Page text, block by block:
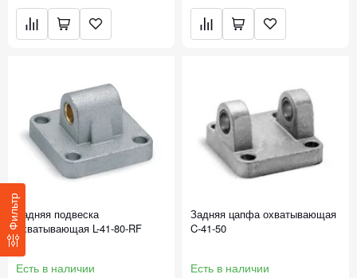
ФильтрЗадняя подвеска
охватывающая L-41-80-RF
Есть в наличии
Задняя цапфа охватывающая
C-41-50
Есть в наличии